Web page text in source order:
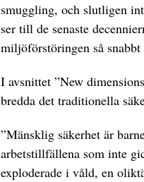
smuggling, och slutligen
ser till de senaste
miljöförstöringen så
I avsnittet ”New
bredda det traditionella
”Mänsklig säkerhet är
arbetstillfällena som inte
exploderade i våld, en